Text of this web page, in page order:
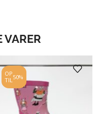
VARER
OP
TIL50%